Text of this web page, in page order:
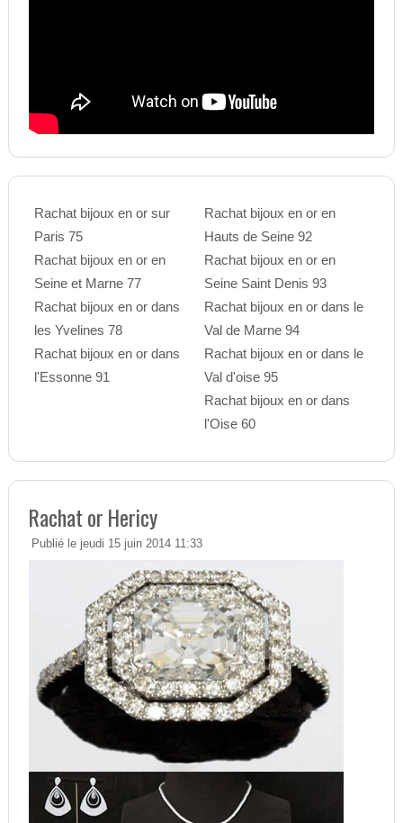
Rachat bijoux en or sur
Paris 75
Rachat bijoux en or en
Seine et Marne 77
Rachat bijoux en or dans
les Yvelines 78
Rachat bijoux en or dans
l'Essonne 91
Rachat bijoux en or en
Hauts de Seine 92
Rachat bijoux en or en
Seine Saint Denis 93
Rachat bijoux en or dans le
Val de Marne 94
Rachat bijoux en or dans le
Val d'oise 95
Rachat bijoux en or dans
l'Oise 60
Rachat or Hericy
Publié le jeudi 15 juin 2014 11:33